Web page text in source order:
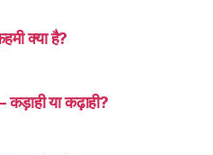
क्या है?
या कढ़ाही?